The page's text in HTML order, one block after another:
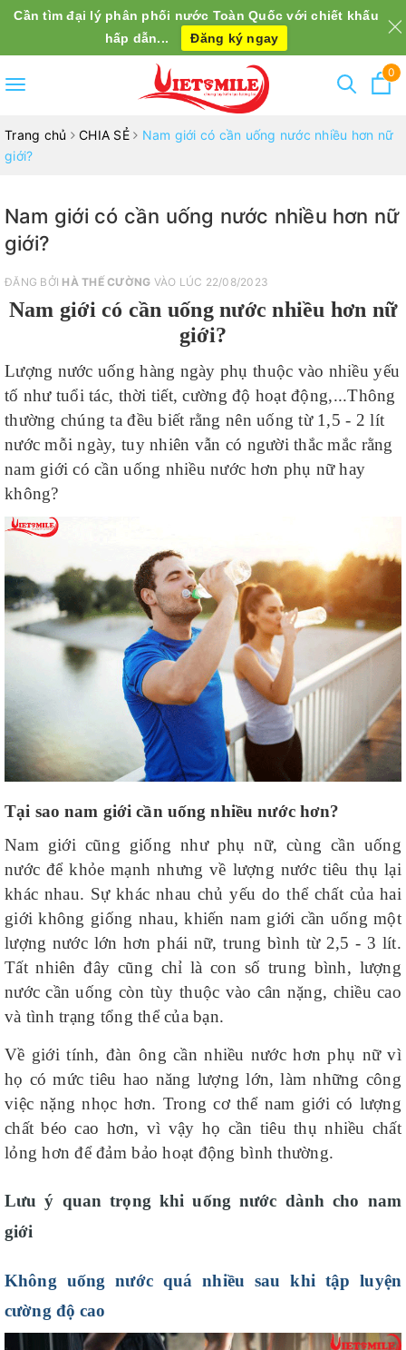
Toggle
0
Trang chủ CHIA SẺ
Nam giới có cần uống nước nhiều hơn nữ
giới?
Nam giới có cần uống nước nhiều hơn nữ
giới?
ĐĂNG BỞI HÀ THẾ CƯỜNG VÀO LÚC 22/08/2023
Nam giới có cần uống nước nhiều hơn nữ
giới?
Lượng nước uống hàng ngày phụ thuộc vào nhiều yếu
tố như tuổi tác, thời tiết, cường độ hoạt động,...Thông
thường chúng ta đều biết rằng nên uống từ 1,5 - 2 lít
nước mỗi ngày, tuy nhiên vẫn có người thắc mắc rằng
nam giới có cần uống nhiều nước hơn phụ nữ hay
không?
Tại sao nam giới cần uống nhiều nước hơn?
Nam giới cũng giống như phụ nữ, cùng cần uống
nước để khỏe mạnh nhưng về lượng nước tiêu thụ lại
khác nhau. Sự khác nhau chủ yếu do thể chất của hai
giới không giống nhau, khiến nam giới cần uống một
lượng nước lớn hơn phái nữ, trung bình từ 2,5 - 3 lít.
Tất nhiên đây cũng chỉ là con số trung bình, lượng
nước cần uống còn tùy thuộc vào cân nặng, chiều cao
và tình trạng tổng thể của bạn.
Về giới tính, đàn ông cần nhiều nước hơn phụ nữ vì
họ có mức tiêu hao năng lượng lớn, làm những công
việc nặng nhọc hơn. Trong cơ thể nam giới có lượng
chất béo cao hơn, vì vậy họ cần tiêu thụ nhiều chất
lỏng hơn để đảm bảo hoạt động bình thường.
Lưu ý quan trọng khi uống nước dành cho nam
giới
Không uống nước quá nhiều sau khi tập luyện
cường độ cao
Cần tìm đại lý phân phối nước Toàn Quốc với chiết khấu
hấp dẫn...
Đăng ký ngay